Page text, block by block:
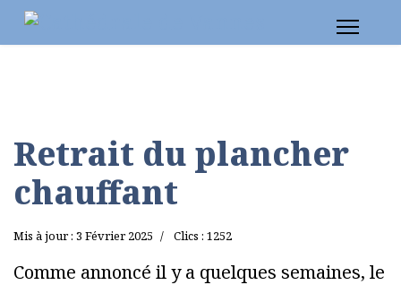
Retrait du plancher
chauffant
Mis à jour : 3 Février 2025 Clics : 1252
Comme annoncé il y a quelques semaines, le